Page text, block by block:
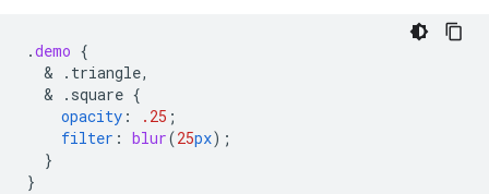
.demo {
  &
.triangle,
  &
.square {
opacity : .25 ;
filter : blur(25px);
}
}